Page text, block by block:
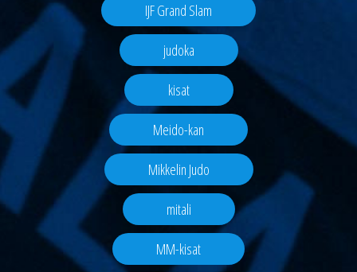
IJF Grand Slam
judoka
kisat
Meido-kan
Mikkelin Judo
mitali
MM-kisat